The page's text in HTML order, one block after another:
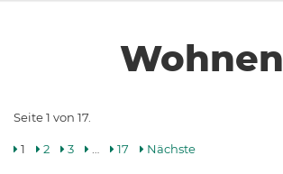
Wohnen
Seite 1 von 17.
1 2 3 17 Nächste